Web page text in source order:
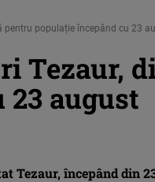
pentru populație începând cu 23
Tezaur,
august
Tezaur, începând din